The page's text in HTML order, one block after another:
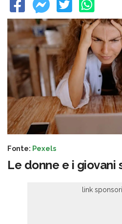
Fonte: Pexels
Le donne e i giovani